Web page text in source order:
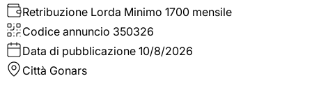
Retribuzione Lorda Minimo 1700 mensile
Codice annuncio 350326
Data di pubblicazione 10/8/2026
Città Gonars